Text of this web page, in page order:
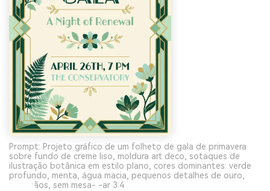
Prompt: Projeto gráfico de um folheto de gala de primavera
sobre fundo de creme liso, moldura art deco, sotaques de
ilustração botânica em estilo plano, cores dominantes: verde
profundo, menta, água macia, pequenos detalhes de ouro,
sem mãos, sem mesa- -ar 3:4